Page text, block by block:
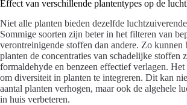
Effect van verschillende plantentypes op de
Niet alle planten bieden dezelfde
Sommige soorten zijn beter in het filteren van
verontreinigende stoffen dan andere. Zo kunnen
planten de concentraties van schadelijke stoffen
formaldehyde en benzeen effectief verlagen. Het
om diversiteit in planten te integreren. Dit kan
aantal planten verhogen, maar ook de algehele
in huis verbeteren.